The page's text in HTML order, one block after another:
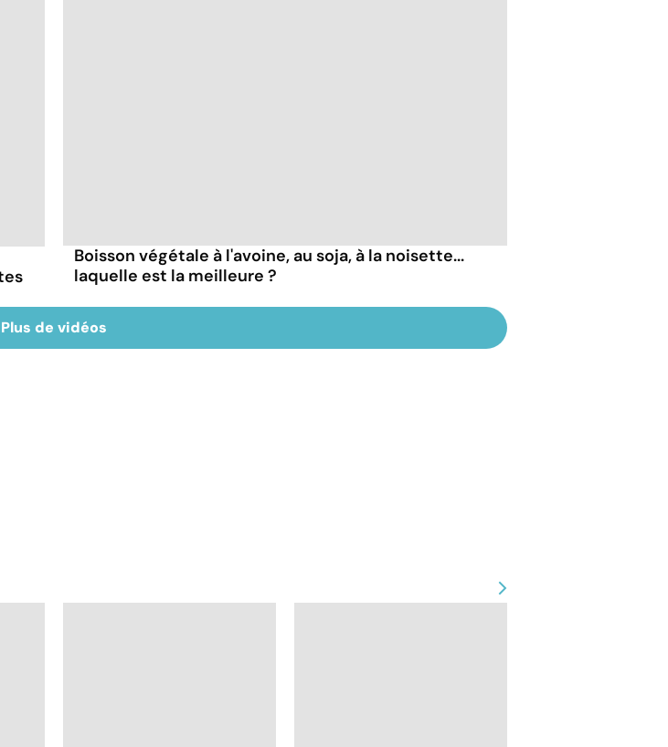
Boisson végétale à l'avoine, au soja, à la noisette...
laquelle est la meilleure ?
Plus de vidéos